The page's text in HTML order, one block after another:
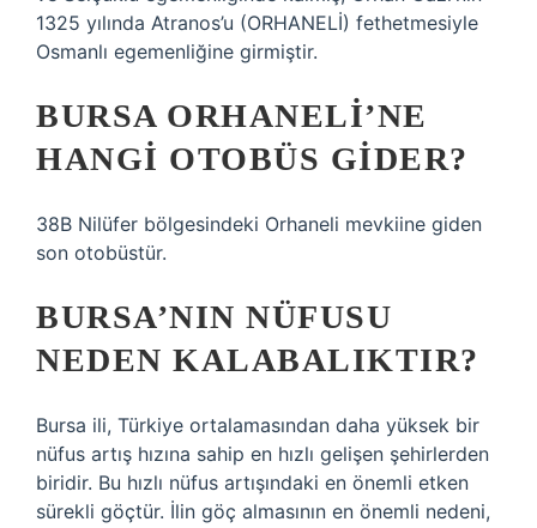
1325 yılında Atranos’u (ORHANELİ) fethetmesiyle
Osmanlı egemenliğine girmiştir.
BURSA ORHANELI’NE
HANGI OTOBÜS GIDER?
38B Nilüfer bölgesindeki Orhaneli mevkiine giden
son otobüstür.
BURSA’NIN NÜFUSU
NEDEN KALABALIKTIR?
Bursa ili, Türkiye ortalamasından daha yüksek bir
nüfus artış hızına sahip en hızlı gelişen şehirlerden
biridir. Bu hızlı nüfus artışındaki en önemli etken
sürekli göçtür. İlin göç almasının en önemli nedeni,